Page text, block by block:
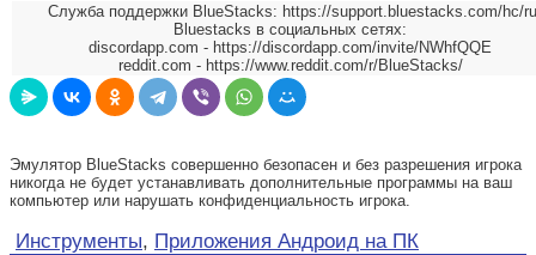
Служба поддержки BlueStacks: https://support.bluestacks.com/hc/ru
Bluestacks в социальных сетях:
discordapp.com - https://discordapp.com/invite/NWhfQQE
reddit.com - https://www.reddit.com/r/BlueStacks/
Эмулятор BlueStacks совершенно безопасен и без разрешения игрока
никогда не будет устанавливать дополнительные программы на ваш
компьютер или нарушать конфиденциальность игрока.
Инструменты, Приложения Андроид на ПК